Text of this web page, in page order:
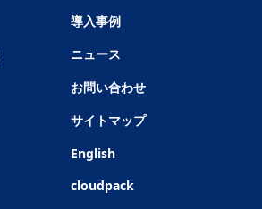
導入事例
ニュース
お問い合わせ
サイトマップ
English
cloudpack